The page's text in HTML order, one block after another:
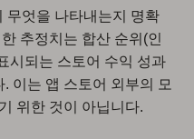
무엇을 나타내는지 명확
추정치는 합산 순위(인
시되는 스토어 수익 성과
이는 앱 스토어 외부의 모
위한 것이 아닙니다.